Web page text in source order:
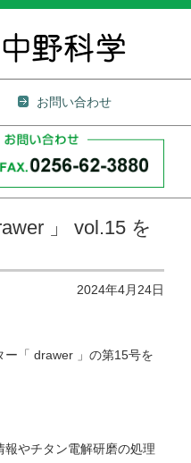
お問い合わせ
」 vol.15 を
2024年4月24日
ー「 drawer 」の第15号を
やチタン電解研磨の処理